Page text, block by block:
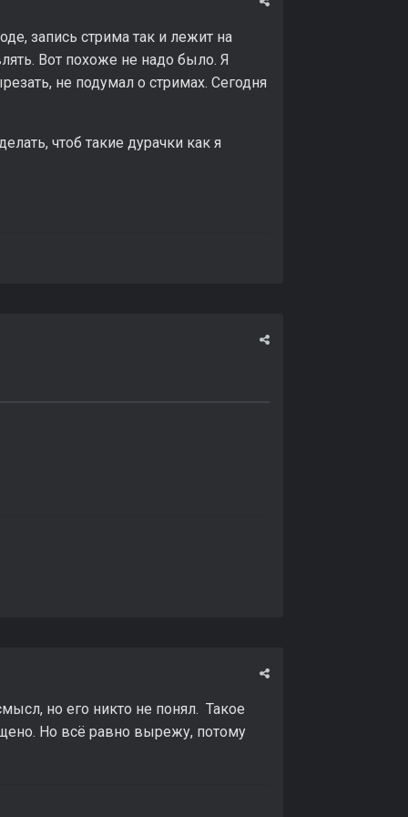
запись стрима так и лежит на
Вот похоже не надо было. Я
не подумал о стримах. Сегодня
чтоб такие дурачки как я
но его никто не понял. Такое
Но всё равно вырежу, потому